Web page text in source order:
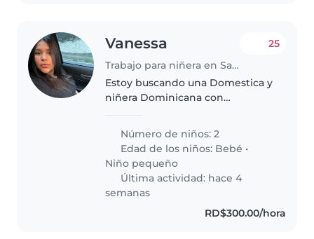
Vanessa
Trabajo para niñera en Santo Domingo (Distrito de Santo Domingo)
25
Estoy buscando una Domestica y
niñera Dominicana con
viernes de 8:00am a 6:00 y los
sábados hasta las 1:00 Pero sería
realizar las tareas del hogar,..
Número de niños: 2
Edad de los niños: Bebé •
Niño pequeño
Última actividad: hace 4
semanas
RD$300.00/hora